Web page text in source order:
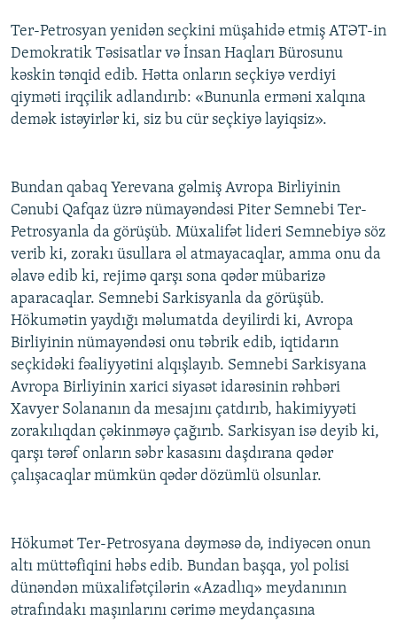
Ter-Petrosyan yenidən seçkini müşahidə etmiş ATƏT-in
Demokratik Təsisatlar və İnsan Haqları Bürosunu
kəskin tənqid edib. Hətta onların seçkiyə verdiyi
qiyməti irqçilik adlandırıb: «Bununla erməni xalqına
demək istəyirlər ki, siz bu cür seçkiyə layiqsiz».
Bundan qabaq Yerevana gəlmiş Avropa Birliyinin
Cənubi Qafqaz üzrə nümayəndəsi Piter Semnebi Ter-
Petrosyanla da görüşüb. Müxalifət lideri Semnebiyə söz
verib ki, zorakı üsullara əl atmayacaqlar, amma onu da
əlavə edib ki, rejimə qarşı sona qədər mübarizə
aparacaqlar. Semnebi Sarkisyanla da görüşüb.
Hökumətin yaydığı məlumatda deyilirdi ki, Avropa
Birliyinin nümayəndəsi onu təbrik edib, iqtidarın
seçkidəki fəaliyyətini alqışlayıb. Semnebi Sarkisyana
Avropa Birliyinin xarici siyasət idarəsinin rəhbəri
Xavyer Solananın da mesajını çatdırıb, hakimiyyəti
zorakılıqdan çəkinməyə çağırıb. Sarkisyan isə deyib ki,
qarşı tərəf onların səbr kasasını daşdırana qədər
çalışacaqlar mümkün qədər dözümlü olsunlar.
Hökumət Ter-Petrosyana dəyməsə də, indiyəcən onun
altı müttəfiqini həbs edib. Bundan başqa, yol polisi
dünəndən müxalifətçilərin «Azadlıq» meydanının
ətrafındakı maşınlarını cərimə meydançasına